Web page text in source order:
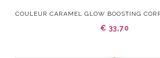
COULEUR CARAMEL GLOW BOOSTING
€ 33,70